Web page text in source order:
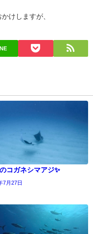
けしますが、
コガネシマアジ✨
7月27日